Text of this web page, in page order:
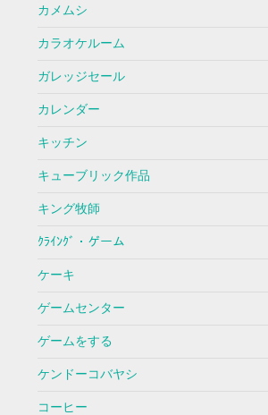
カメムシ
カラオケルーム
ガレッジセール
カレンダー
キッチン
キューブリック作品
キング牧師
ｸﾗｲﾝｸﾞ・ゲーム
ケーキ
ゲームセンター
ゲームをする
ケンドーコバヤシ
コーヒー